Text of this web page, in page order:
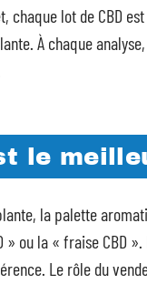
chaque lot de CBD
À chaque
le
la palette
ou la « fraise CBD
Le rôle du